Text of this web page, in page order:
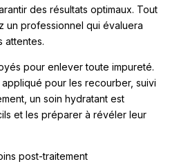
des résultats optimaux. Tout
un professionnel qui évaluera
attentes.
pour enlever toute impureté.
pour les recourber, suivi
un soin hydratant est
et les préparer à révéler leur
post-traitement